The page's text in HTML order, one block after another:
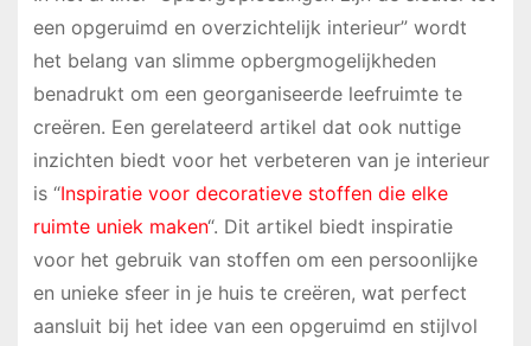
een opgeruimd en overzichtelijk interieur” wordt
het belang van slimme opbergmogelijkheden
benadrukt om een georganiseerde leefruimte te
creëren. Een gerelateerd artikel dat ook nuttige
inzichten biedt voor het verbeteren van je interieur
is “Inspiratie voor decoratieve stoffen die elke
ruimte uniek maken“. Dit artikel biedt inspiratie
voor het gebruik van stoffen om een persoonlijke
en unieke sfeer in je huis te creëren, wat perfect
aansluit bij het idee van een opgeruimd en stijlvol